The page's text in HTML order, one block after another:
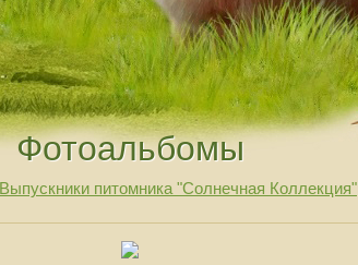
Фотоальбомы
Выпускники питомника "Солнечная Коллекция"